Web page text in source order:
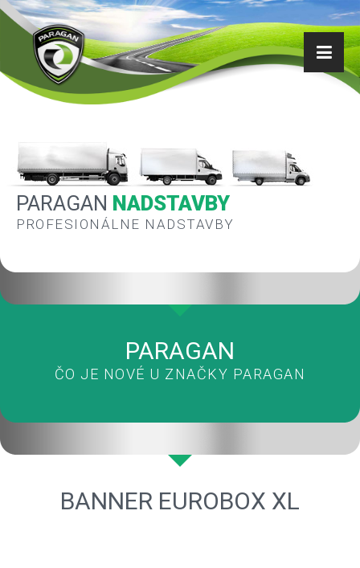
PARAGAN NADSTAVBY
PROFESIONÁLNE NADSTAVBY
PARAGAN
ČO JE NOVÉ U ZNAČKY PARAGAN
BANNER EUROBOX XL